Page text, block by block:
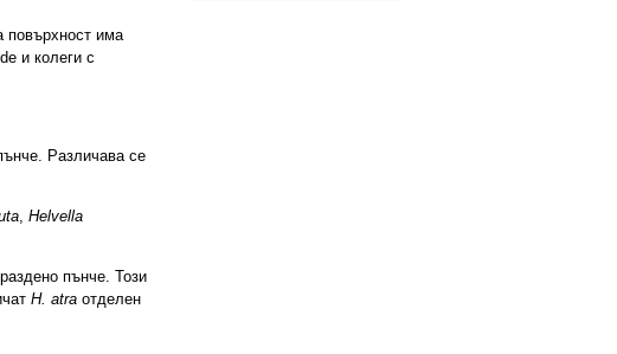
повърхност има
и колеги с
Различава се
, Helvella
пънче. Този
H. atra отделен